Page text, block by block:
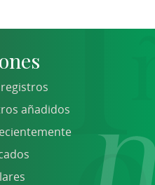
añadidos